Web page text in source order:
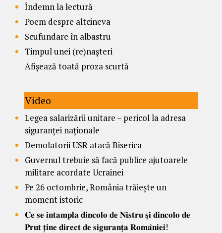
Îndemn la lectură
Poem despre altcineva
Scufundare în albastru
Timpul unei (re)nașteri
Afișează toată proza scurtă
Video
Legea salarizării unitare – pericol la adresa
siguranței naționale
Demolatorii USR atacă Biserica
Guvernul trebuie să facă publice ajutoarele
militare acordate Ucrainei
Pe 26 octombrie, România trăiește un
moment istoric
𝐂𝐞 𝐬𝐞 𝐢𝐧𝐭𝐚𝐦𝐩𝐥𝐚 𝐝𝐢𝐧𝐜𝐨𝐥𝐨 𝐝𝐞 𝐍𝐢𝐬𝐭𝐫𝐮 𝐬̦𝐢 𝐝𝐢𝐧𝐜𝐨𝐥𝐨 𝐝𝐞
𝐏𝐫𝐮𝐭 𝐭̦𝐢𝐧𝐞 𝐝𝐢𝐫𝐞𝐜𝐭 𝐝𝐞 𝐬𝐢𝐠𝐮𝐫𝐚𝐧𝐭̦𝐚 𝐑𝐨𝐦𝐚̂𝐧𝐢𝐞𝐢!